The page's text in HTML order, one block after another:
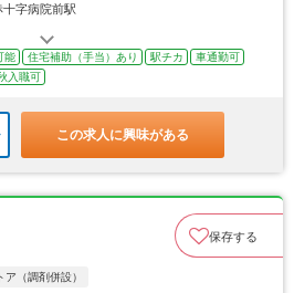
字病院前駅
能 住宅補助（手当）あり 駅チカ
車通勤可
入職可
この求人に興味がある
保存する
ア（調剤併設）